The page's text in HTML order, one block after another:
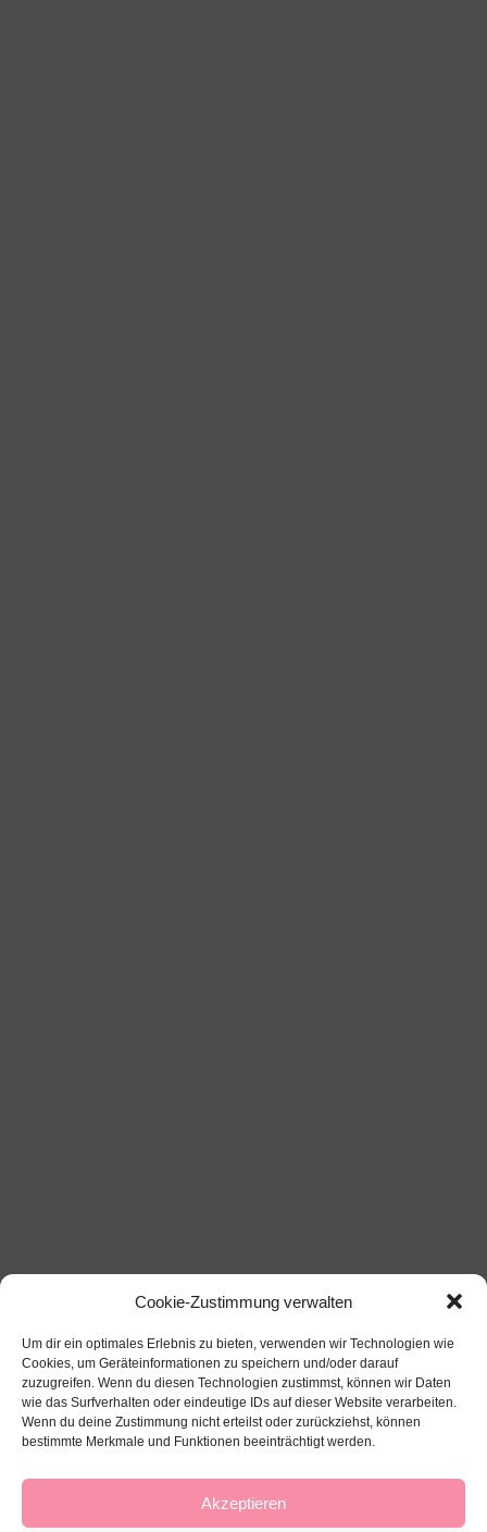
Cookie-Zustimmung verwalten
Um dir ein optimales Erlebnis zu bieten, verwenden wir Technologien wie
Cookies, um Geräteinformationen zu speichern und/oder darauf
zuzugreifen. Wenn du diesen Technologien zustimmst, können wir Daten
wie das Surfverhalten oder eindeutige IDs auf dieser Website verarbeiten.
Wenn du deine Zustimmung nicht erteilst oder zurückziehst, können
bestimmte Merkmale und Funktionen beeinträchtigt werden.
Akzeptieren
Impressum Datenschutz